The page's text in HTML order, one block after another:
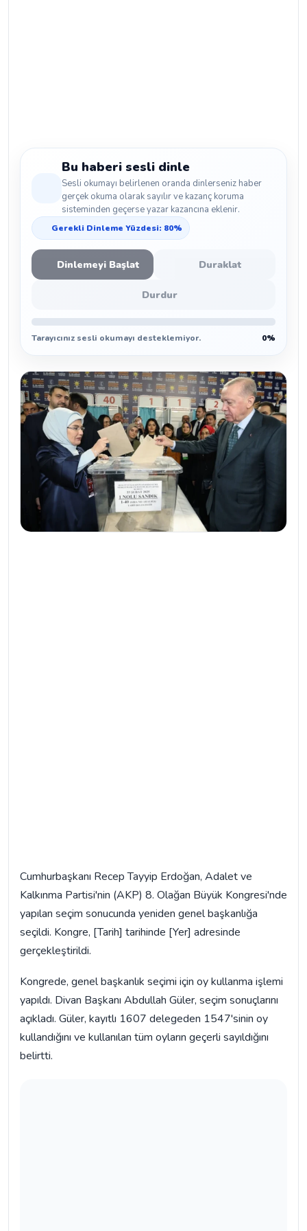
Bu haberi sesli dinle
Sesli okumayı belirlenen oranda dinlerseniz haber
gerçek okuma olarak sayılır ve kazanç koruma
sisteminden geçerse yazar kazancına eklenir.
Gerekli Dinleme Yüzdesi: 80%
Dinlemeyi Başlat Duraklat
Durdur
Tarayıcınız sesli okumayı desteklemiyor. 0%
Cumhurbaşkanı Recep Tayyip Erdoğan, Adalet ve
Kalkınma Partisi'nin (AKP) 8. Olağan Büyük Kongresi'nde
yapılan seçim sonucunda yeniden genel başkanlığa
seçildi. Kongre, [Tarih] tarihinde [Yer] adresinde
gerçekleştirildi.
Kongrede, genel başkanlık seçimi için oy kullanma işlemi
yapıldı. Divan Başkanı Abdullah Güler, seçim sonuçlarını
açıkladı. Güler, kayıtlı 1607 delegeden 1547'sinin oy
kullandığını ve kullanılan tüm oyların geçerli sayıldığını
belirtti.